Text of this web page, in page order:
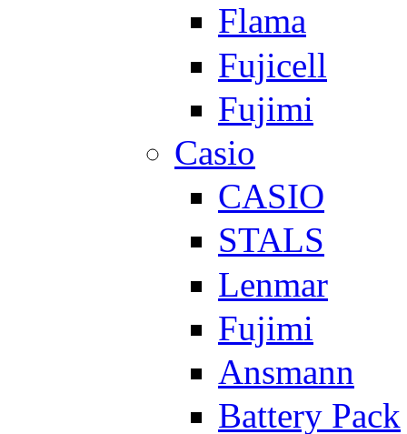
Flama
Fujicell
Fujimi
Casio
CASIO
STALS
Lenmar
Fujimi
Ansmann
Battery Pack